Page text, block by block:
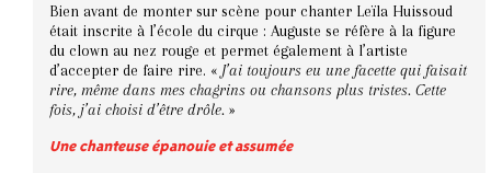
Bien avant de monter sur scène pour chanter Leïla Huissoud
était inscrite à l’école du cirque : Auguste se réfère à la figure
du clown au nez rouge et permet également à l’artiste
d’accepter de faire rire. « J’ai toujours eu une facette qui faisait
rire, même dans mes chagrins ou chansons plus tristes. Cette
fois, j’ai choisi d’être drôle. »
Une chanteuse épanouie et assumée